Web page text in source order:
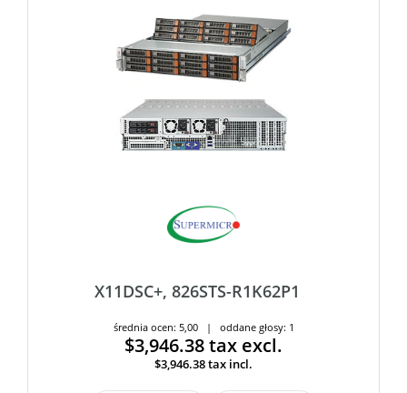
X11DSC+, 826STS-R1K62P1
średnia ocen: 5,00 | oddane głosy: 1
$3,946.38tax excl.
$3,946.38tax incl.